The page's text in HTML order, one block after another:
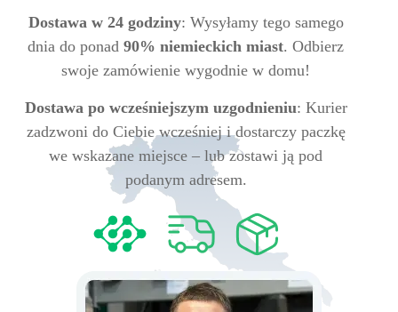
Dostawa w 24 godziny: Wysyłamy tego samego
dnia do ponad 90% niemieckich miast. Odbierz
swoje zamówienie wygodnie w domu!
Dostawa po wcześniejszym uzgodnieniu: Kurier
zadzwoni do Ciebie wcześniej i dostarczy paczkę
we wskazane miejsce – lub zostawi ją pod
podanym adresem.